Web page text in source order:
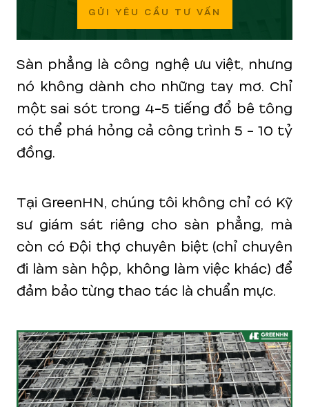
GỬI YÊU CẦU TƯ VẤN
Sàn phẳng là công nghệ ưu việt, nhưng
nó không dành cho những tay mơ. Chỉ
một sai sót trong 4-5 tiếng đổ bê tông
có thể phá hỏng cả công trình 5 - 10 tỷ
đồng.
Tại GreenHN, chúng tôi không chỉ có Kỹ
sư giám sát riêng cho sàn phẳng, mà
còn có Đội thợ chuyên biệt (chỉ chuyên
đi làm sàn hộp, không làm việc khác) để
đảm bảo từng thao tác là chuẩn mực.